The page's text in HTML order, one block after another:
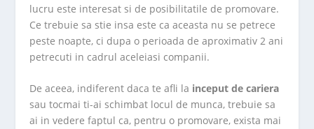
lucru este interesat si de posibilitatile de promovare.
Ce trebuie sa stie insa este ca aceasta nu se petrece
peste noapte, ci dupa o perioada de aproximativ 2 ani
petrecuti in cadrul aceleiasi companii.
De aceea, indiferent daca te afli la inceput de cariera
sau tocmai ti-ai schimbat locul de munca, trebuie sa
ai in vedere faptul ca, pentru o promovare, exista mai